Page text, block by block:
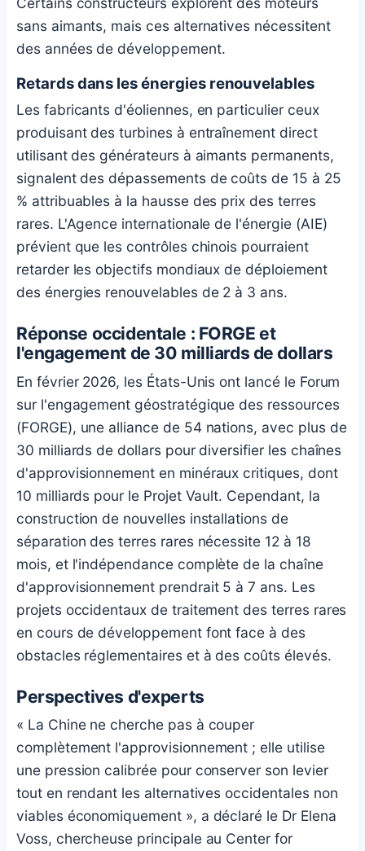
sans aimants, mais ces alternatives nécessitent
des années de développement.
Retards dans les énergies renouvelables
Les fabricants d'éoliennes, en particulier ceux
produisant des turbines à entraînement direct
utilisant des générateurs à aimants permanents,
signalent des dépassements de coûts de 15 à 25
% attribuables à la hausse des prix des terres
rares. L'Agence internationale de l'énergie (AIE)
prévient que les contrôles chinois pourraient
retarder les objectifs mondiaux de déploiement
des énergies renouvelables de 2 à 3 ans.
Réponse occidentale : FORGE et
l'engagement de 30 milliards de dollars
En février 2026, les États-Unis ont lancé le Forum
sur l'engagement géostratégique des ressources
(FORGE), une alliance de 54 nations, avec plus de
30 milliards de dollars pour diversifier les chaînes
d'approvisionnement en minéraux critiques, dont
10 milliards pour le Projet Vault. Cependant, la
construction de nouvelles installations de
séparation des terres rares nécessite 12 à 18
mois, et l'indépendance complète de la chaîne
d'approvisionnement prendrait 5 à 7 ans. Les
projets occidentaux de traitement des terres rares
en cours de développement font face à des
obstacles réglementaires et à des coûts élevés.
Perspectives d'experts
« La Chine ne cherche pas à couper
complètement l'approvisionnement ; elle utilise
une pression calibrée pour conserver son levier
tout en rendant les alternatives occidentales non
viables économiquement », a déclaré le Dr Elena
Voss, chercheuse principale au Center for